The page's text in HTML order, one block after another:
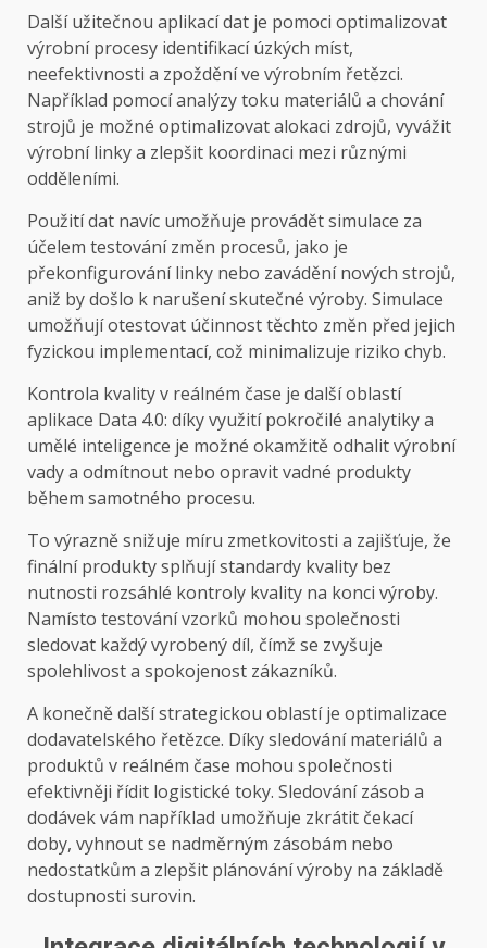
Další užitečnou aplikací dat je pomoci optimalizovat
výrobní procesy identifikací úzkých míst,
neefektivnosti a zpoždění ve výrobním řetězci.
Například pomocí analýzy toku materiálů a chování
strojů je možné optimalizovat alokaci zdrojů, vyvážit
výrobní linky a zlepšit koordinaci mezi různými
odděleními.
Použití dat navíc umožňuje provádět simulace za
účelem testování změn procesů, jako je
překonfigurování linky nebo zavádění nových strojů,
aniž by došlo k narušení skutečné výroby. Simulace
umožňují otestovat účinnost těchto změn před jejich
fyzickou implementací, což minimalizuje riziko chyb.
Kontrola kvality v reálném čase je další oblastí
aplikace Data 4.0: díky využití pokročilé analytiky a
umělé inteligence je možné okamžitě odhalit výrobní
vady a odmítnout nebo opravit vadné produkty
během samotného procesu.
To výrazně snižuje míru zmetkovitosti a zajišťuje, že
finální produkty splňují standardy kvality bez
nutnosti rozsáhlé kontroly kvality na konci výroby.
Namísto testování vzorků mohou společnosti
sledovat každý vyrobený díl, čímž se zvyšuje
spolehlivost a spokojenost zákazníků.
A konečně další strategickou oblastí je optimalizace
dodavatelského řetězce. Díky sledování materiálů a
produktů v reálném čase mohou společnosti
efektivněji řídit logistické toky. Sledování zásob a
dodávek vám například umožňuje zkrátit čekací
doby, vyhnout se nadměrným zásobám nebo
nedostatkům a zlepšit plánování výroby na základě
dostupnosti surovin.